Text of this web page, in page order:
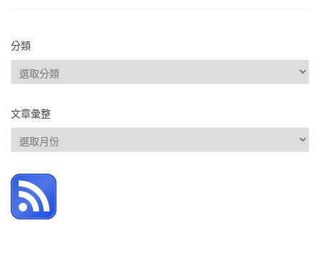
分類
分
類
文章彙整
文
章
整